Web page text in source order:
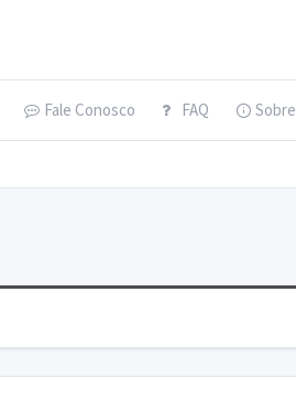
Fale Conosco FAQ Sobre